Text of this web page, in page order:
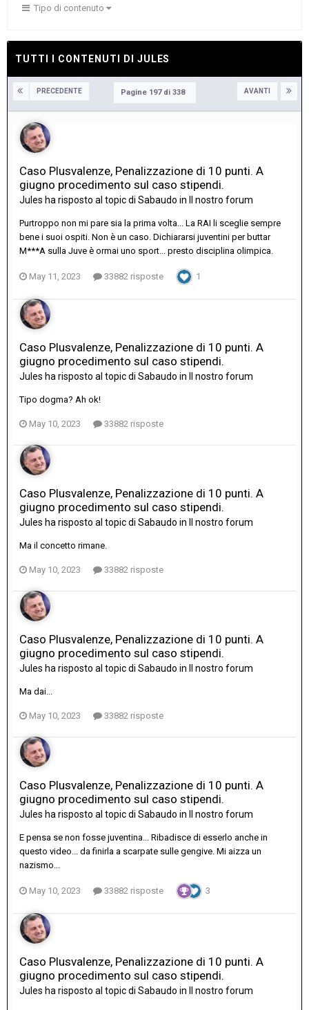
Tipo di contenuto
TUTTI I CONTENUTI DI JULES
PRECEDENTE AVANTI
Pagine 197 di 338
Caso Plusvalenze, Penalizzazione di 10 punti. A
giugno procedimento sul caso stipendi.
Jules ha risposto al topic di Sabaudo in Il nostro forum
Purtroppo non mi pare sia la prima volta... La RAI li sceglie sempre
bene i suoi ospiti. Non è un caso. Dichiararsi juventini per buttar
M***A sulla Juve è ormai uno sport... presto disciplina olimpica.
May 11, 2023 33882 risposte 1
Caso Plusvalenze, Penalizzazione di 10 punti. A
giugno procedimento sul caso stipendi.
Jules ha risposto al topic di Sabaudo in Il nostro forum
Tipo dogma? Ah ok!
May 10, 2023 33882 risposte
Caso Plusvalenze, Penalizzazione di 10 punti. A
giugno procedimento sul caso stipendi.
Jules ha risposto al topic di Sabaudo in Il nostro forum
Ma il concetto rimane.
May 10, 2023 33882 risposte
Caso Plusvalenze, Penalizzazione di 10 punti. A
giugno procedimento sul caso stipendi.
Jules ha risposto al topic di Sabaudo in Il nostro forum
Ma dai...
May 10, 2023 33882 risposte
Caso Plusvalenze, Penalizzazione di 10 punti. A
giugno procedimento sul caso stipendi.
Jules ha risposto al topic di Sabaudo in Il nostro forum
E pensa se non fosse juventina... Ribadisce di esserlo anche in
questo video... da finirla a scarpate sulle gengive. Mi aizza un
nazismo...
May 10, 2023 33882 risposte 3
Caso Plusvalenze, Penalizzazione di 10 punti. A
giugno procedimento sul caso stipendi.
Jules ha risposto al topic di Sabaudo in Il nostro forum